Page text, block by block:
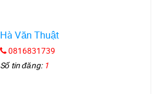
Hà Văn Thuật
0816831739
Số tin đăng: 1